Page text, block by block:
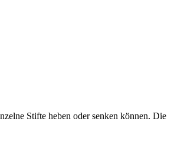
Stifte heben oder senken können. Die